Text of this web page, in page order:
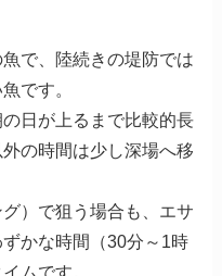
で、陸続きの堤防では
です。
日が上るまで比較的長
の時間は少し深場へ移
）で狙う場合も、エサ
かな時間（30分～1時
ムです。